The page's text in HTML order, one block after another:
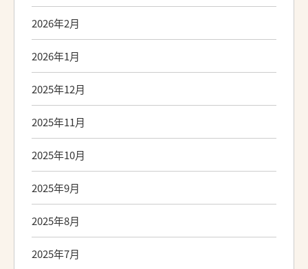
2026年2月
2026年1月
2025年12月
2025年11月
2025年10月
2025年9月
2025年8月
2025年7月